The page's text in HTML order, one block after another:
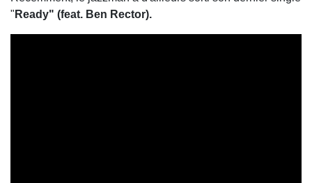
" Ready" (feat. Ben Rector).